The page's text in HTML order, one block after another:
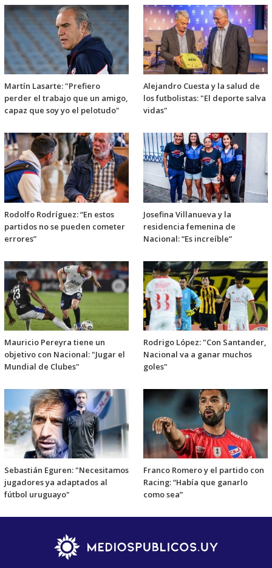
Martín Lasarte: "Prefiero
perder el trabajo que un amigo,
capaz que soy yo el pelotudo"
Alejandro Cuesta y la salud de
los futbolistas: "El deporte salva
vidas"
Rodolfo Rodríguez: “En estos
partidos no se pueden cometer
errores”
Josefina Villanueva y la
residencia femenina de
Nacional: “Es increíble”
Mauricio Pereyra tiene un
objetivo con Nacional: "Jugar el
Mundial de Clubes"
Rodrigo López: "Con Santander,
Nacional va a ganar muchos
goles"
Sebastián Eguren: "Necesitamos
jugadores ya adaptados al
fútbol uruguayo"
Franco Romero y el partido con
Racing: “Había que ganarlo
como sea”